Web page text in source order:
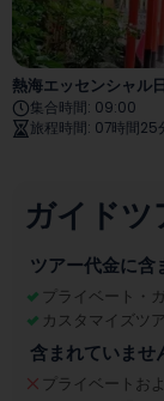
熱海エッセンシャル
集合時間 : 09:00
旅程時間 : 07時間25
ガイドツ
ツアー代金に含
プライベート・
カスタマイズツ
含まれていませ
プライベートお